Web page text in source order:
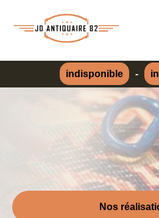
indisponible -
Nos